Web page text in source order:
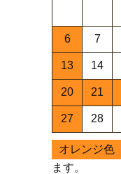
6 7
13 14
20 21
27 28
オレンジ色
ます。